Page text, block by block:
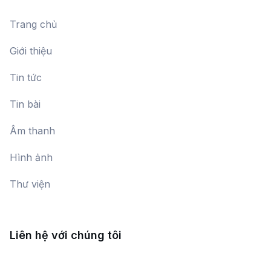
Trang chủ
Giới thiệu
Tin tức
Tin bài
Âm thanh
Hình ảnh
Thư viện
Liên hệ với chúng tôi